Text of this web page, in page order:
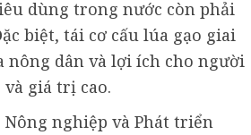
dùng trong nước còn phải
biệt, tái cơ cấu lúa gạo giai
nông dân và lợi ích cho người
giá trị cao.
Nông nghiệp và Phát triển